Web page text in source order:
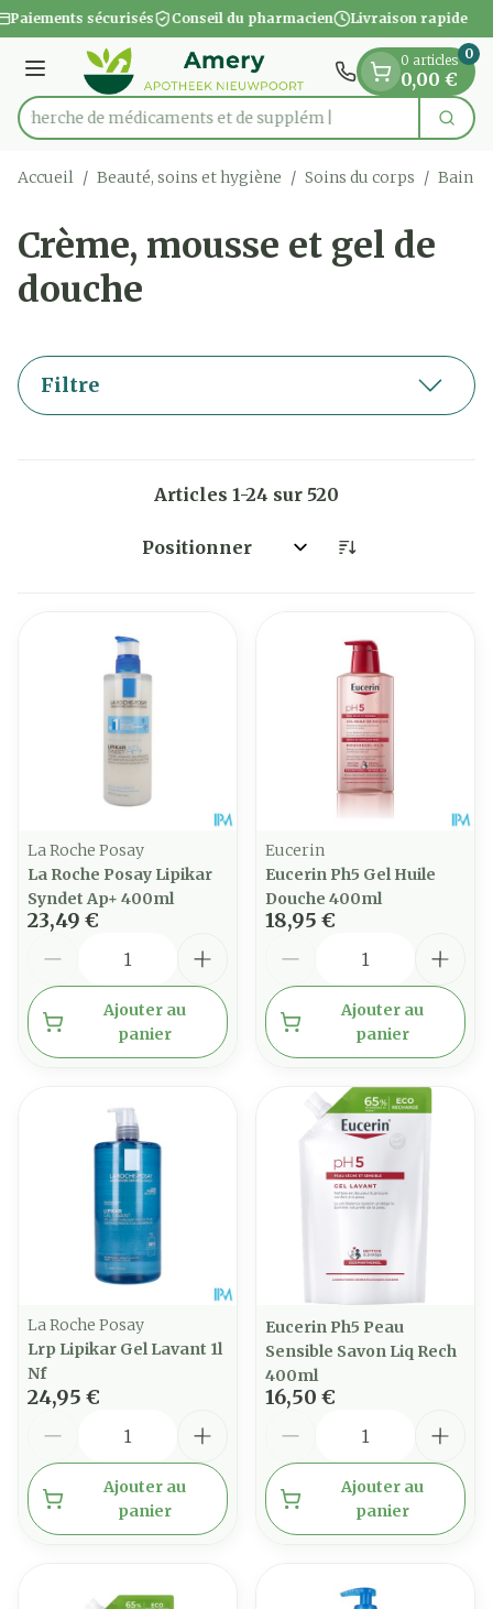
Aller au contenu
1 de 1
Paiements sécurisés Conseil du pharmacien Livraison rapide
Menu
Rechercher
Recherche de médic
0 articles
0,00 €
0
Accueil / Beauté, soins et hygiène / Soins du corps / Bain
Crème, mousse et gel de
douche
Filtre
Articles 1-24 sur 520
Trier par:
La Roche Posay
La Roche Posay Lipikar
Syndet Ap+ 400ml
23,49 €
Ajouter au
panier
Eucerin
Eucerin Ph5 Gel Huile
Douche 400ml
18,95 €
Ajouter au
panier
La Roche Posay
Lrp Lipikar Gel Lavant 1l
Nf
24,95 €
Ajouter au
panier
Eucerin Ph5 Peau
Sensible Savon Liq Rech
400ml
16,50 €
Ajouter au
panier